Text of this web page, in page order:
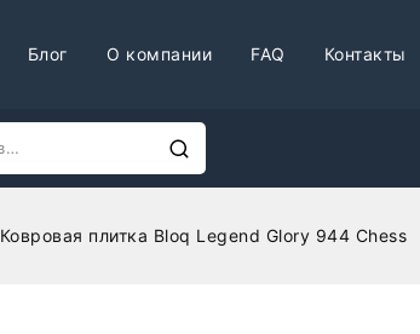
Блог О компании FAQ Контакты
Ковровая плитка Bloq Legend Glory 944 Chess